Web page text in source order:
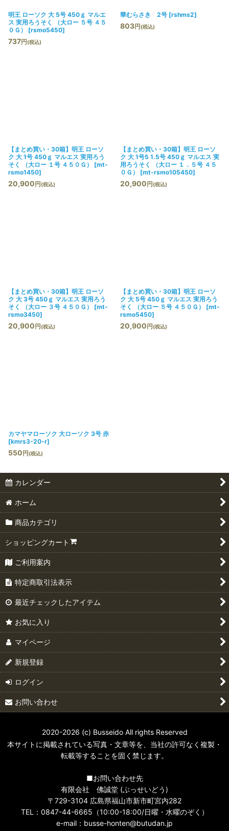
明王 ローソク 大 5号 450ｇ マルエ
ス 実用ろうそく （大ロー ５号 ４５
０Ｇ）
[rsmo5450]
737円 (税込)
華むらさき 2号 [rshms2]
803円 (税込)
【まとめ買い・30箱】明王 ローソ
ク 大 1号 450ｇ マルエス 実用ろう
そく （大ロー １号 ４５０Ｇ）
[mt-
rsmo1450]
20,900 円 (税込)
【まとめ買い・30箱】明王 ローソ
ク 大 1号5 1.5号 450ｇ マルエス 実
用ろうそく （大ロー １．５号 ４５
０Ｇ）
[mt-rsmo105450]
20,900 円 (税込)
【まとめ買い・30箱】明王 ローソ
ク 大 3号 450ｇ マルエス 実用ろう
そく （大ロー ３号 ４５０Ｇ）
[mt-
rsmo3450]
20,900 円 (税込)
【まとめ買い・30箱】明王 ローソ
ク 大 5号 450ｇ マルエス 実用ろう
そく （大ロー ５号 ４５０Ｇ）
[mt-
rsmo5450]
20,900 円 (税込)
カマヤマローソク 大ローソク 3号 赤
[kmrs3-20-r]
550 円 (税込)
カレンダー
ホーム
商品カテゴリ
ショッピングカート
ご利用案内
特定商取引法表示
最近チェックしたアイテム
お気に入り
マイページ
新規登録
ログイン
お問い合わせ
2020-2026 (c) Busseido All rights Reserved
本サイトに掲載されている写真・文章等を、当社の許可なく複製・
転載等することを固く禁じます。
■お問い合わせ先
有限会社 佛誠堂 (ぶっせいどう)
〒729-3104 広島県福山市新市町宮内282
TEL：0847-44-6665（10:00-18:00/日曜・水曜のぞく）
e-mail：busse-honten@butudan.jp